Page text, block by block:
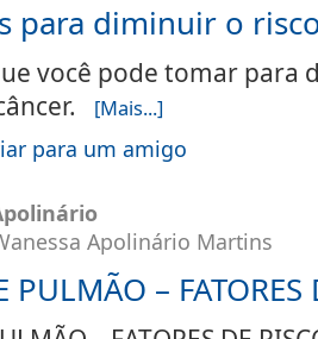
para diminuir o
você pode tomar para
[Mais...]
para um amigo
Apolinário Martins
PULMÃO – FATORES